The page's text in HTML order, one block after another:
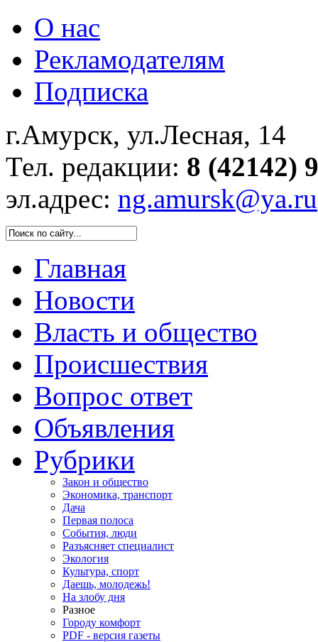
О нас
Рекламодателям
Подписка
г.Амурск, ул.Лесная, 14
Тел. редакции: 8 (42142)
эл.адрес: ng.amursk@ya.ru
Главная
Новости
Власть и общество
Происшествия
Вопрос ответ
Объявления
Рубрики
Закон и общество
Экономика, транспорт
Дача
Первая полоса
События, люди
Разъясняет специалист
Экология
Культура, спорт
Даешь, молодежь!
На злобу дня
Разное
Городу комфорт
PDF - версия газеты